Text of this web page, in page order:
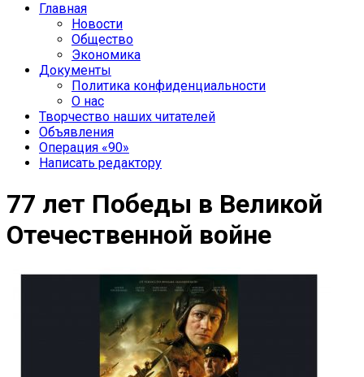
Главная
Новости
Общество
Экономика
Документы
Политика конфиденциальности
О нас
Творчество наших читателей
Объявления
Операция «90»
Написать редактору
77 лет Победы в Великой
Отечественной войне